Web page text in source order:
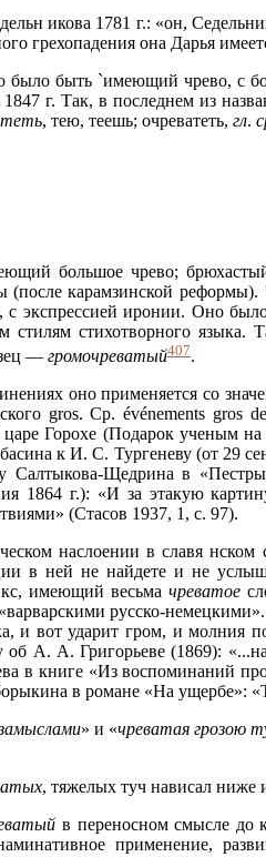
икова 1781 г.: «он,
грехопадения она Дарья
было быть `имеющий чрево, с
г. Так, в последнем из
, тею, теешь; очреватеть, гл.
большое чрево;
(после карамзинской реформы).
экспрессией иронии. Оно
стилям стихотворного
— громочреватый407.
оно применяется со
gros. Ср. événements gros
Горохе (Подарок ученым на
к И. С. Тургеневу (от 29
Салтыкова-Щедрина в
1864 г.): «И за этакую
(Стасов 1937, 1, с. 97).
наслоении в славянском
в ней не найдете и не
имеющий весьма чреватое
русско-
и вот ударит гром, и молния
А. А. Григорьеве (1869):
в книге «Из воспоминаний
в романе «На ущербе»:
» и «чреватая грозою
, тяжелых туч нависал
в переносном смысле до
применение,